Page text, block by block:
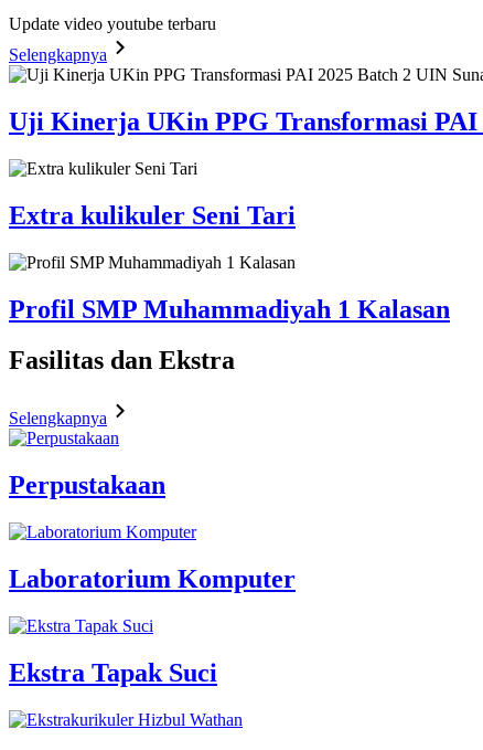
Update video youtube terbaru
Selengkapnya
Uji Kinerja UKin PPG Transformasi PAI
Extra kulikuler Seni Tari
Profil SMP Muhammadiyah 1 Kalasan
Fasilitas dan Ekstra
Selengkapnya
Perpustakaan
Laboratorium Komputer
Ekstra Tapak Suci